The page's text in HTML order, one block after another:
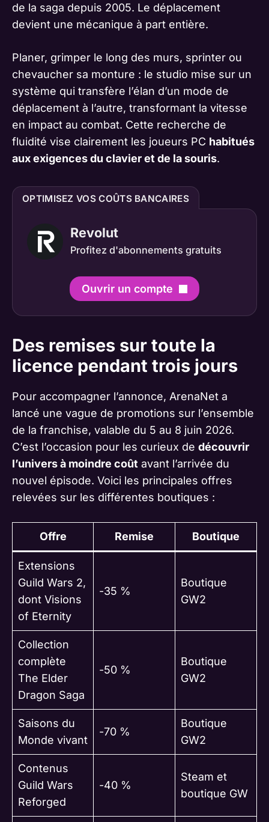
de la saga depuis 2005. Le déplacement
devient une mécanique à part entière.
Planer, grimper le long des murs, sprinter ou
chevaucher sa monture : le studio mise sur un
système qui transfère l’élan d’un mode de
déplacement à l’autre, transformant la vitesse
en impact au combat. Cette recherche de
fluidité vise clairement les joueurs PC habitués
aux exigences du clavier et de la souris.
OPTIMISEZ VOS COÛTS BANCAIRES
Revolut
Profitez d'abonnements gratuits
Ouvrir un compte
Des remises sur toute la
licence pendant trois jours
Pour accompagner l’annonce, ArenaNet a
lancé une vague de promotions sur l’ensemble
de la franchise, valable du 5 au 8 juin 2026.
C’est l’occasion pour les curieux de découvrir
l’univers à moindre coût avant l’arrivée du
nouvel épisode. Voici les principales offres
relevées sur les différentes boutiques :
Offre Remise Boutique
Extensions
Guild Wars 2,
dont Visions
of Eternity
-35 %
Boutique
GW2
Collection
complète
The Elder
Dragon Saga
-50 %
Boutique
GW2
Saisons du
Monde vivant
-70 %
Boutique
GW2
Contenus
Guild Wars
Reforged
-40 %
Steam et
boutique GW